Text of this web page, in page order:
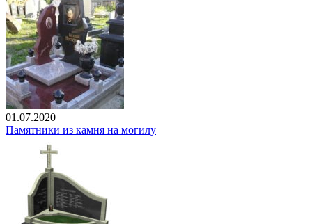
01.07.2020
Памятники из камня на могилу